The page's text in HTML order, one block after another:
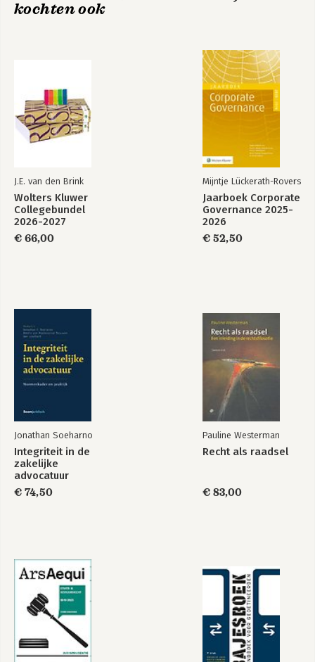
kochten ook
J.E. van den Brink
Wolters Kluwer
Collegebundel
2026-2027
€ 66,00
Mijntje Lückerath-Rovers
Jaarboek Corporate
Governance 2025-
2026
€ 52,50
Jonathan Soeharno
Integriteit in de
zakelijke
advocatuur
€ 74,50
Pauline Westerman
Recht als raadsel
€ 83,00